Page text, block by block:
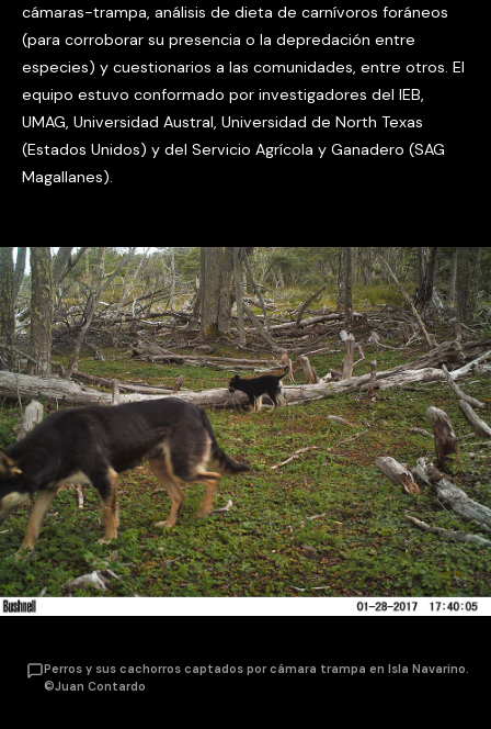
cámaras-trampa, análisis de dieta de carnívoros foráneos
(para corroborar su presencia o la depredación entre
especies) y cuestionarios a las comunidades, entre otros. El
equipo estuvo conformado por investigadores del IEB,
UMAG, Universidad Austral, Universidad de North Texas
(Estados Unidos) y del Servicio Agrícola y Ganadero (SAG
Magallanes).
Perros y sus cachorros captados por cámara trampa en Isla Navarino.
©Juan Contardo